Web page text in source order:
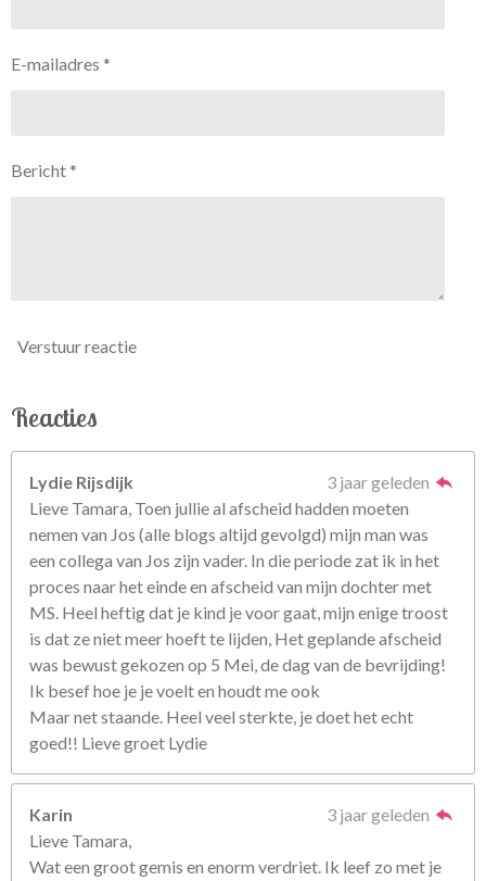
E-mailadres *
Bericht *
Verstuur reactie
Reacties
Lydie Rijsdijk
3 jaar geleden
Lieve Tamara, Toen jullie al afscheid hadden moeten
nemen van Jos (alle blogs altijd gevolgd) mijn man was
een collega van Jos zijn vader. In die periode zat ik in het
proces naar het einde en afscheid van mijn dochter met
MS. Heel heftig dat je kind je voor gaat, mijn enige troost
is dat ze niet meer hoeft te lijden, Het geplande afscheid
was bewust gekozen op 5 Mei, de dag van de bevrijding!
Ik besef hoe je je voelt en houdt me ook
Maar net staande. Heel veel sterkte, je doet het echt
goed!! Lieve groet Lydie
Karin
3 jaar geleden
Lieve Tamara,
Wat een groot gemis en enorm verdriet. Ik leef zo met je